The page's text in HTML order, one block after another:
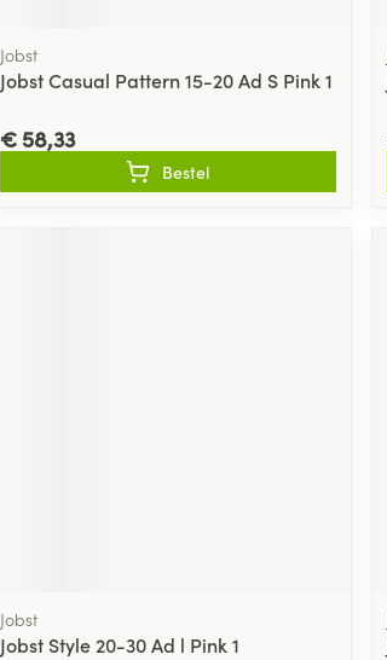
Jobst
Jobst Casual Pattern 15-20 Ad S Pink 1
€ 58,33
Bestel
Jobst
Jobst Style 20-30 Ad l Pink 1